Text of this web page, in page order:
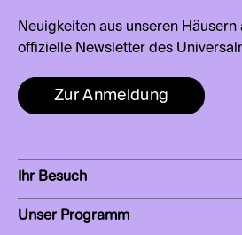
Neuigkeiten aus unseren
offizielle Newsletter des
Zur Anmeldung
Ihr Besuch
Unser Programm